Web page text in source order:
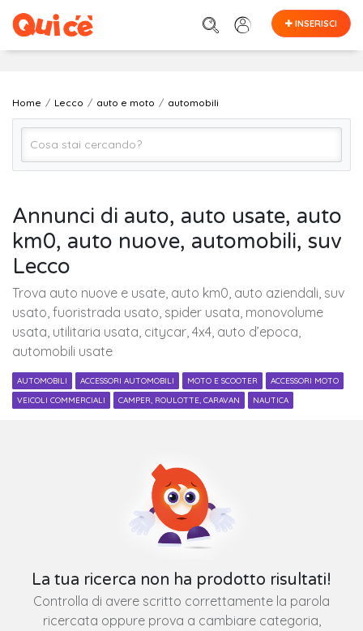
INSERISCI
Home Lecco auto e moto automobili
Lecco
Cerca
Annunci di auto, auto usate, auto
km0, auto nuove, automobili, suv
Lecco
Trova auto nuove e usate, auto km0, auto aziendali, suv
usato, fuoristrada usato, spider usata, monovolume
usata, utilitaria usata, citycar, 4x4, auto d’epoca,
automobili usate
AUTOMOBILI ACCESSORI AUTOMOBILI MOTO E SCOOTER
ACCESSORI MOTO
VEICOLI COMMERCIALI
CAMPER, ROULOTTE, CARAVAN NAUTICA
La tua ricerca non ha prodotto risultati!
Controlla di avere scritto correttamente la parola
ricercata oppure prova a cambiare categoria,